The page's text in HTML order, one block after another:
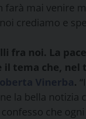
mai venire
crediamo e
fra noi. La
tema che,
.
la bella notizia
che